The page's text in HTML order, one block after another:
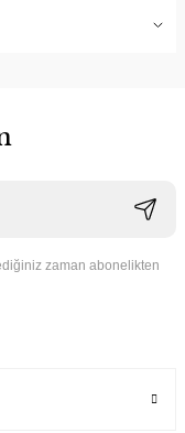
zaman abonelikten